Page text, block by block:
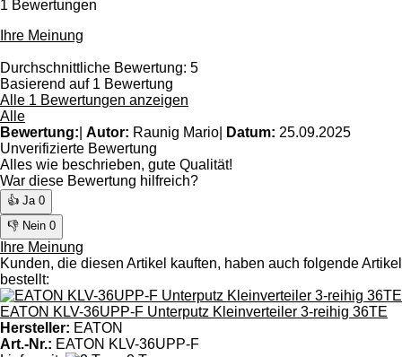
1 Bewertungen
Ihre Meinung
Durchschnittliche Bewertung: 5
Basierend auf 1 Bewertung
Alle 1 Bewertungen anzeigen
Alle
Bewertung: Autor: Raunig Mario Datum: 25.09.2025
Unverifizierte Bewertung
Alles wie beschrieben, gute Qualität!
War diese Bewertung hilfreich?
👍 Ja 0
👎 Nein 0
Ihre Meinung
Kunden, die diesen Artikel kauften, haben auch folgende Artikel
bestellt:
EATON KLV-36UPP-F Unterputz Kleinverteiler 3-reihig 36TE
Hersteller: EATON
Art.-Nr.: EATON KLV-36UPP-F